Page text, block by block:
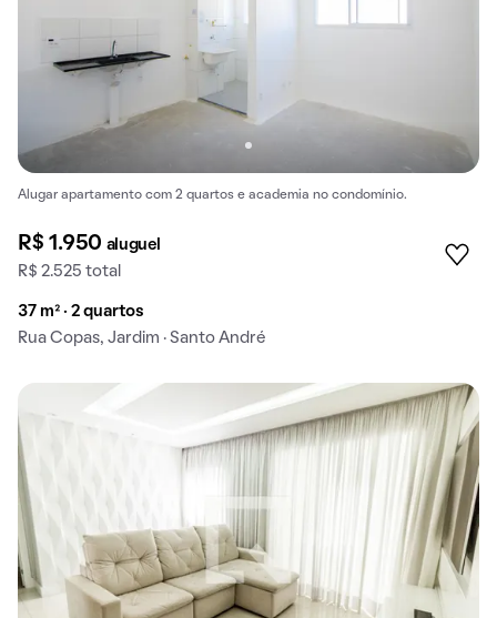
Alugar apartamento com 2 quartos e academia no condomínio.
R$ 1.950 aluguel
R$ 2.525 total
37 m² · 2 quartos
Rua Copas, Jardim · Santo André